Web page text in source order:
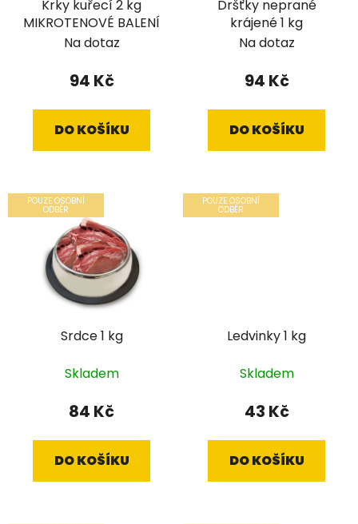
Krky kuřecí 2 kg
MIKROTENOVÉ BALENÍ
Na dotaz
94 Kč
DO KOŠÍKU
Dršťky neprané
krájené 1 kg
Na dotaz
94 Kč
DO KOŠÍKU
POUZE OSOBNÍ
ODBĚR
Srdce 1 kg
Skladem
84 Kč
DO KOŠÍKU
POUZE OSOBNÍ
ODBĚR
Ledvinky 1 kg
Skladem
43 Kč
DO KOŠÍKU